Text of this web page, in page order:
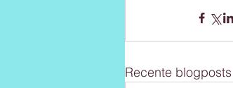
Recente blogposts